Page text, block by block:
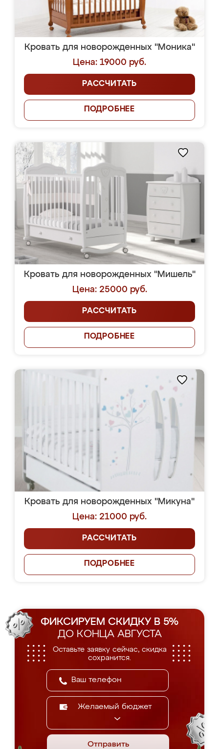
Кровать для новорожденных "Моника"
Цена: 19000 руб.
РАССЧИТАТЬ
ПОДРОБНЕЕ
Кровать для новорожденных "Мишель"
Цена: 25000 руб.
РАССЧИТАТЬ
ПОДРОБНЕЕ
Кровать для новорожденных "Микуна"
Цена: 21000 руб.
РАССЧИТАТЬ
ПОДРОБНЕЕ
ФИКСИРУЕМ СКИДКУ В 5%
ДО КОНЦА АВГУСТА
Оставьте заявку сейчас, скидка
сохранится.
Желаемый бюджет
Отправить